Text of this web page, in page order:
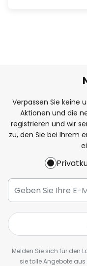
Verpassen Sie keine
Aktionen und die
registrieren und wir
zu, den Sie bei Ihrem
Melden Sie sich für den
sie tolle Angebote